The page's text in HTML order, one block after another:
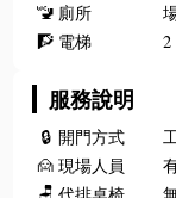
🚾 廁所
🧗 電梯 2
服務說明
🔒 開門方式
🙍 現場人員